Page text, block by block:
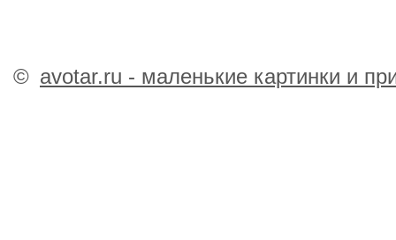
© avotar.ru - маленькие картинки и